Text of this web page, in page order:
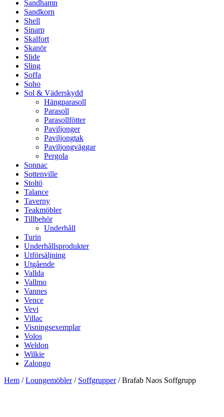
Sandhamn
Sandkorn
Shell
Sinarp
Skalfort
Skanör
Slide
Sling
Soffa
Soho
Sol & Väderskydd
Hängparasoll
Parasoll
Parasollfötter
Paviljonger
Paviljongtak
Paviljongväggar
Pergola
Sonnac
Sottenville
Stoltö
Talance
Taverny
Teakmöbler
Tillbehör
Underhåll
Turin
Underhållsprodukter
Utförsäljning
Utgående
Vallda
Vallmo
Vannes
Vence
Vevi
Villac
Visningsexemplar
Volos
Weldon
Wilkie
Zalongo
Hem /Loungemöbler/ Soffgrupper/ Brafab Naos Soffgrupp